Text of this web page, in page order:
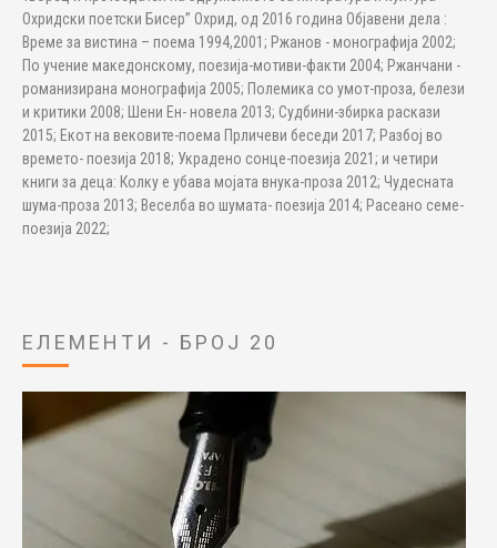
Охридски поетски Бисер” Охрид, од 2016 година Објавени дела :
Време за вистина – поема 1994,2001; Ржанов - монографија 2002;
По учение македонскому, поезија-мотиви-факти 2004; Ржанчани -
романизирана монографија 2005; Полемика со умот-проза, белези
и критики 2008; Шени Ен- новела 2013; Судбини-збирка раскази
2015; Екот на вековите-поема Прличеви беседи 2017; Разбој во
времето- поезија 2018; Украдено сонце-поезија 2021; и четири
книги за деца: Колку е убава мојата внука-проза 2012; Чудесната
шума-проза 2013; Веселба во шумата- поезија 2014; Расеано семе-
поезија 2022;
ЕЛЕМЕНТИ - БРОЈ 20